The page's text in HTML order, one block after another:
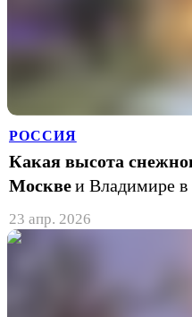
РОССИЯ
Какая высота
Москвеи Владимире в
23 апр. 2026